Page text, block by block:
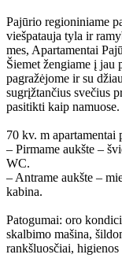
Pajūrio regioniniame
viešpatauja tyla ir
mes, Apartamentai
Šiemet žengiame į jau
pagražėjome ir su
sugrįžtančius svečius
pasitikti kaip namuose.
70 kv. m apartamentai
– Pirmame aukšte –
WC.
– Antrame aukšte –
kabina.
Patogumai: oro
skalbimo mašina,
rankšluosčiai,